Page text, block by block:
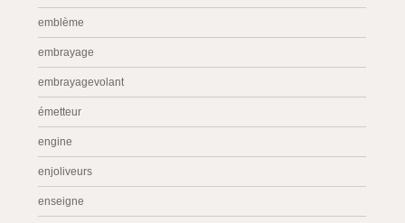
emblème
embrayage
embrayagevolant
émetteur
engine
enjoliveurs
enseigne